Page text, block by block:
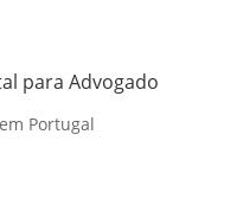
para Advogado
Portugal